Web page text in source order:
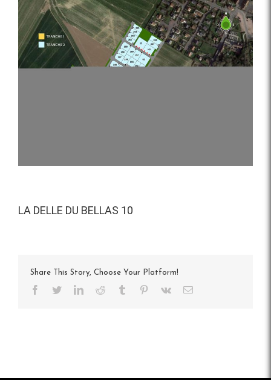
Voir
l'image
agrandie
LA DELLE DU BELLAS 10
Share This Story, Choose Your Platform!
Facebook
TwitterLinkedInReddit Tumblr Pinterest
Vk Email